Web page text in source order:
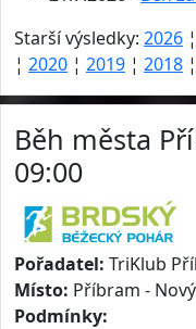
Starší výsledky: 2026 ¦
¦ 2020 ¦ 2019 ¦ 2018 ¦
Běh města
09:00
Pořadatel: TriKlub
Místo: Příbram -
Podmínky: